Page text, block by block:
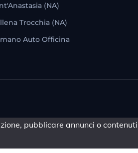
(NA)
Trocchia (NA)
Auto Officina
pubblicare annunci o